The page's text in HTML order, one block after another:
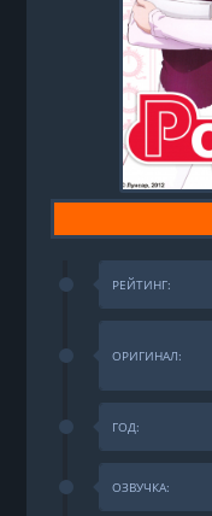
РЕЙТИНГ:
ОРИГИНАЛ:
ГОД:
ОЗВУЧКА: